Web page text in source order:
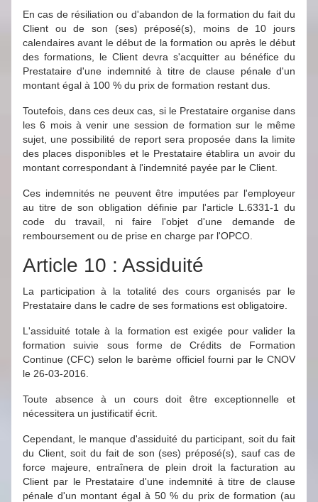
En cas de résiliation ou d'abandon de la formation du fait du
Client ou de son (ses) préposé(s), moins de 10 jours
calendaires avant le début de la formation ou après le début
des formations, le Client devra s'acquitter au bénéfice du
Prestataire d'une indemnité à titre de clause pénale d'un
montant égal à 100 % du prix de formation restant dus.
Toutefois, dans ces deux cas, si le Prestataire organise dans
les 6 mois à venir une session de formation sur le même
sujet, une possibilité de report sera proposée dans la limite
des places disponibles et le Prestataire établira un avoir du
montant correspondant à l'indemnité payée par le Client.
Ces indemnités ne peuvent être imputées par l'employeur
au titre de son obligation définie par l'article L.6331-1 du
code du travail, ni faire l'objet d'une demande de
remboursement ou de prise en charge par l'OPCO.
Article 10 : Assiduité
La participation à la totalité des cours organisés par le
Prestataire dans le cadre de ses formations est obligatoire.
L'assiduité totale à la formation est exigée pour valider la
formation suivie sous forme de Crédits de Formation
Continue (CFC) selon le barème officiel fourni par le CNOV
le 26-03-2016.
Toute absence à un cours doit être exceptionnelle et
nécessitera un justificatif écrit.
Cependant, le manque d'assiduité du participant, soit du fait
du Client, soit du fait de son (ses) préposé(s), sauf cas de
force majeure, entraînera de plein droit la facturation au
Client par le Prestataire d'une indemnité à titre de clause
pénale d'un montant égal à 50 % du prix de formation (au